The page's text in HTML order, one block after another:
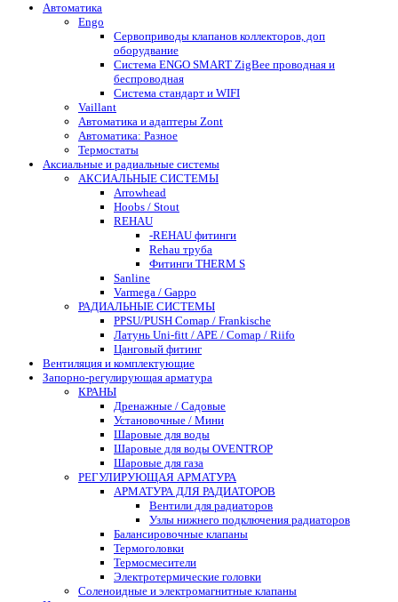
Автоматика
Engo
Сервоприводы клапанов коллекторов, доп
оборудвание
Система ENGO SMART ZigBee проводная и
беспроводная
Система стандарт и WIFI
Vaillant
Автоматика и адаптеры Zont
Автоматика: Разное
Термостаты
Аксиальные и радиальные системы
АКСИАЛЬНЫЕ СИСТЕМЫ
Arrowhead
Hoobs / Stout
REHAU
-REHAU фитинги
Rehau труба
Фитинги THERM S
Sanline
Varmega / Gappo
РАДИАЛЬНЫЕ СИСТЕМЫ
PPSU/PUSH Comap / Frankische
Латунь Uni-fitt / APE / Comap / Riifo
Цанговый фитинг
Вентиляция и комплектующие
Запорно-регулирующая арматура
КРАНЫ
Дренажные / Садовые
Установочные / Мини
Шаровые для воды
Шаровые для воды OVENTROP
Шаровые для газа
РЕГУЛИРУЮЩАЯ АРМАТУРА
АРМАТУРА ДЛЯ РАДИАТОРОВ
Вентили для радиаторов
Узлы нижнего подключения радиаторов
Балансировочные клапаны
Термоголовки
Термосмесители
Электротермические головки
Соленоидные и электромагнитные клапаны